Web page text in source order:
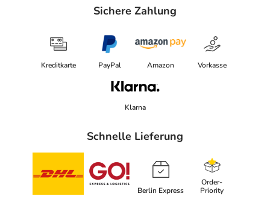
Sichere Zahlung
Kreditkarte PayPal Amazon Vorkasse
Klarna
Schnelle Lieferung
Berlin Express
Order-
Priority